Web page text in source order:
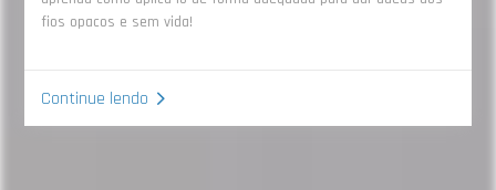
fios opacos e sem vida!
Continue lendo